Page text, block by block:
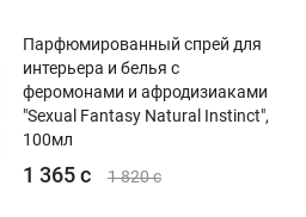
Парфюмированный спрей для
интерьера и белья с
феромонами и афродизиаками
"Sexual Fantasy Natural Instinct",
100мл
1 365 с 1 820 с